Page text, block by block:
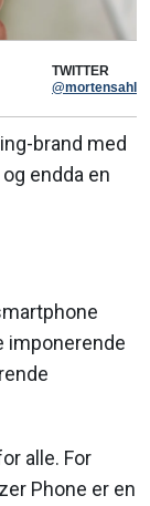
TWITTER
@mortensahl
brand med
endda en
imponerende
alle. For
Phone er en